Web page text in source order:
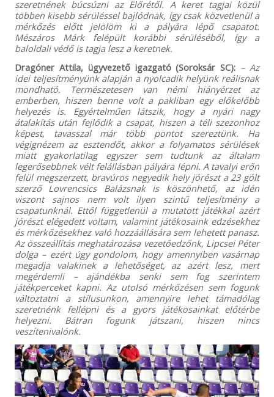
szeretnének búcsúzni az Előrétől. A keret tagjai közül
többen kisebb sérüléssel bajlódnak, így csak közvetlenül a
mérkőzés előtt jelölöm ki a pályára lépő csapatot.
Mészáros Márk felépült korábbi sérüléséből, így a
baloldali védő is tagja lesz a keretnek.
Dragóner Attila, ügyvezető igazgató (Soroksár SC): – Az
idei teljesítményünk alapján a nyolcadik helyünk reálisnak
mondható. Természetesen van némi hiányérzet az
emberben, hiszen benne volt a pakliban egy előkelőbb
helyezés is. Egyértelműen látszik, hogy a nyári nagy
átalakítás után fejlődik a csapat, hiszen a téli szezonhoz
képest, tavasszal már több pontot szereztünk. Ha
végignézem az esztendőt, akkor a folyamatos sérülések
miatt gyakorlatilag egyszer sem tudtunk az általam
legerősebbnek vélt felállásban pályára lépni. A tavalyi erőn
felül megszerzett, bravúros negyedik hely jórészt a 23 gólt
szerző Lovrencsics Balázsnak is köszönhető, az idén
viszont sajnos nem volt ilyen szintű teljesítmény a
csapatunknál. Ettől függetlenül a mutatott játékkal azért
jórészt elégedett voltam, valamint játékosaink edzésekhez
és mérkőzésekhez való hozzáállására sem lehetett panasz.
Az összeállítás meghatározása vezetőedzőnk, Lipcsei Péter
dolga – ezért úgy gondolom, hogy amennyiben vasárnap
megadja valakinek a lehetőséget, az azért lesz, mert
megérdemli – ajándékba senki sem fog szerintem
játékperceket kapni. Az utolsó mérkőzésen sem fogunk
változtatni a stílusunkon, amennyire lehet támadólag
szeretnénk fellépni és a gyors játékosainkat előtérbe
helyezni. Bátran fogunk játszani, hiszen nincs
veszítenivalónk.